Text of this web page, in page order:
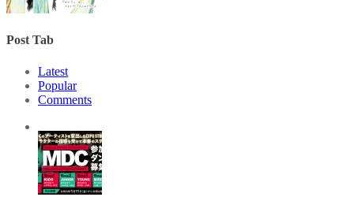
Post Tab
Latest
Popular
Comments